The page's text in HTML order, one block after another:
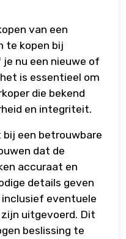
van een
te kopen bij
nu een nieuwe of
is essentieel om
die bekend
en integriteit.
bij een betrouwbare
dat de
accuraat en
details geven
eventuele
uitgevoerd. Dit
beslissing te